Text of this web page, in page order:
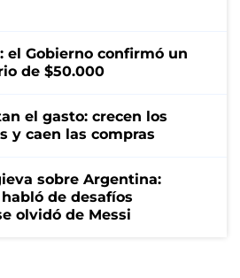
el Gobierno confirmó un
de $50.000
el gasto: crecen los
y caen las compras
sobre Argentina:
de desafíos
olvidó de Messi